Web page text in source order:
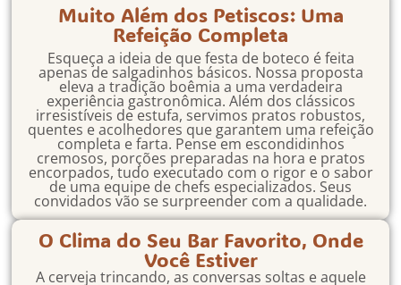
Muito Além dos Petiscos: Uma
Refeição Completa
Esqueça a ideia de que festa de boteco é feita
apenas de salgadinhos básicos. Nossa proposta
eleva a tradição boêmia a uma verdadeira
experiência gastronômica. Além dos clássicos
irresistíveis de estufa, servimos pratos robustos,
quentes e acolhedores que garantem uma refeição
completa e farta. Pense em escondidinhos
cremosos, porções preparadas na hora e pratos
encorpados, tudo executado com o rigor e o sabor
de uma equipe de chefs especializados. Seus
convidados vão se surpreender com a qualidade.
O Clima do Seu Bar Favorito, Onde
Você Estiver
A cerveja trincando, as conversas soltas e aquele